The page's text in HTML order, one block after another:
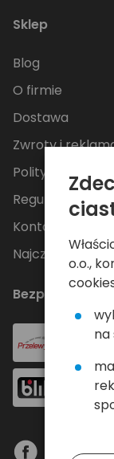
Sklep
Blog
O firmie
Dostawa
Zwroty i
Polityka
Regulamin
Kontakt
Najczęściej
Bezpieczne
o.o.,
na